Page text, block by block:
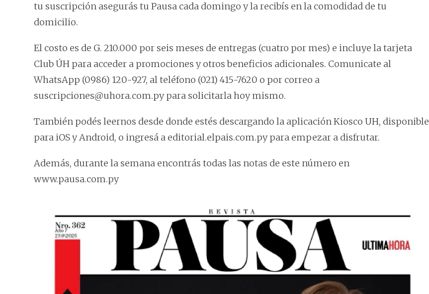
tu suscripción asegurás tu Pausa cada domingo y la recibís en la comodidad de tu
domicilio.
El costo es de G. 210.000 por seis meses de entregas (cuatro por mes) e incluye la tarjeta
Club ÚH para acceder a promociones y otros beneficios adicionales. Comunicate al
WhatsApp (0986) 120-927, al teléfono (021) 415-7620 o por correo a
suscripciones@uhora.com.py para solicitarla hoy mismo.
También podés leernos desde donde estés descargando la aplicación Kiosco UH, disponible
para iOS y Android, o ingresá a editorial.elpais.com.py para empezar a disfrutar.
Además, durante la semana encontrás todas las notas de este número en
www.pausa.com.py